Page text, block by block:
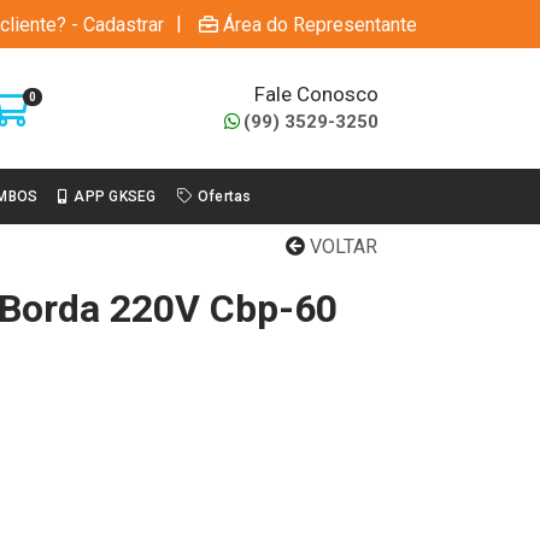
- Cadastrar | Área do Representante
0 Fale Conosco
(99) 3529-3250
APP GKSEG Ofertas
VOLTAR
220V Cbp-60